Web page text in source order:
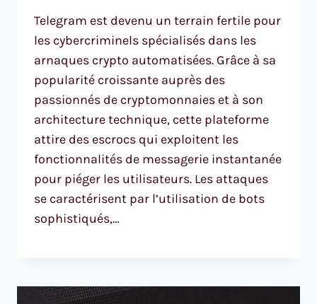
Telegram est devenu un terrain fertile pour
les cybercriminels spécialisés dans les
arnaques crypto automatisées. Grâce à sa
popularité croissante auprès des
passionnés de cryptomonnaies et à son
architecture technique, cette plateforme
attire des escrocs qui exploitent les
fonctionnalités de messagerie instantanée
pour piéger les utilisateurs. Les attaques
se caractérisent par l’utilisation de bots
sophistiqués,…